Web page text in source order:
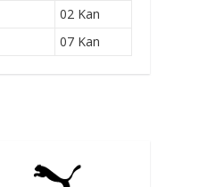
02 Kan
07 Kan